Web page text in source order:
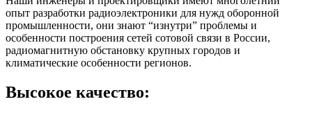
опыт разработки радиоэлектроники для нужд оборонной
промышленности, они знают “изнутри” проблемы и
особенности построения сетей сотовой связи в России,
радиомагнитную обстановку крупных городов и
климатические особенности регионов.
Высокое качество: